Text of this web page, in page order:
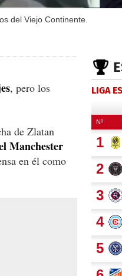
del Viejo Continente.
, pero los
de Zlatan
Manchester
en él como
LIGA